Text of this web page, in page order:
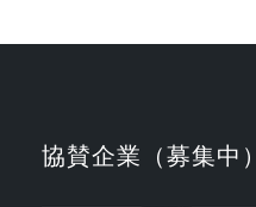
協賛企業（募集中）